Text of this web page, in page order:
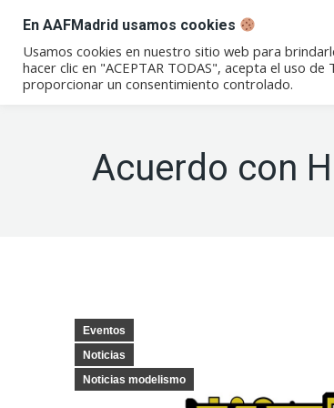
Conócenos
Acuerdo con
Eventos
Noticias
Noticias modelismo
En AAFMadrid usamos cookies
Usamos cookies en nuestro sitio web para
hacer clic en "ACEPTAR TODAS", acepta el uso
proporcionar un consentimiento controlado.